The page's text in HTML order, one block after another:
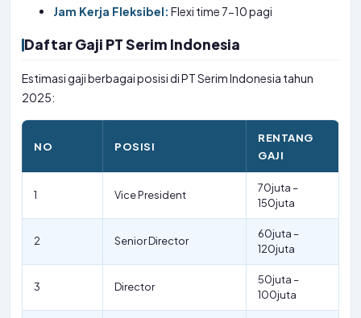
Jam Kerja Fleksibel: Flexi time 7-10 pagi
Daftar Gaji PT Serim Indonesia
Estimasi gaji berbagai posisi di PT Serim Indonesia tahun
2025:
NO POSISI
RENTANG
GAJI
1 Vice President
70juta –
150juta
2 Senior Director
60juta –
120juta
3 Director
50juta –
100juta